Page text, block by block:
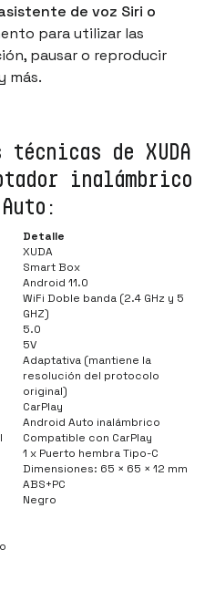
de voz Siri o
para utilizar las
pausar o reproducir
más.
de XUDA
inalámbrico
Detalle
XUDA
Smart Box
Android 11.0
WiFi Doble banda (2.4 GHz y 5
GHZ)
5.0
5V
Adaptativa (mantiene la
resolución del protocolo
original)
CarPlay
Android Auto inalámbrico
Compatible con CarPlay
1 x Puerto hembra Tipo-C
Dimensiones: 65 × 65 × 12 mm
ABS+PC
Negro